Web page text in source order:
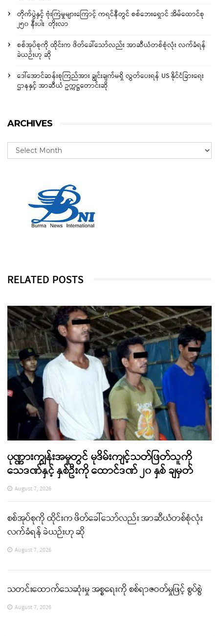
တိုက်ပွဲနှင့် ဗုံးကြဲမှုများကြောင့် ကရင်နီတွင် စစ်ဘေးရှောင် အိမ်ထောင်စု
၂၅၀ နီးပါး တိုးလာ
စစ်အုပ်စုကို ထိုင်းက ဖိတ်ခေါ်သော်လည်း အာဆီယံတစ်စုံလုံး လက်ခံရန်
ခဲယဉ်းဟု ဆို
ဒေါ်အောင်ဆန်းစုကြည်အား ချွင်းချက်မရှိ လွှတ်ပေးရန် US နိုင်ငံခြားရေး
ဌာနနှင့် အာဆီယံ ဥက္ကဋ္ဌတောင်းဆို
ARCHIVES
RELATED POSTS
ပုဏ္ဏားကျွန်းအမှုတွင် မုဒိမ်းကျင့်သတ်ဖြတ်သူကို
သေဒဏ်နှင့် နှစ်ဦးကို ထောင်ဒဏ် ၂၀ နှစ် ချမှတ်
August 7, 2026
စစ်အုပ်စုကို ထိုင်းက ဖိတ်ခေါ်သော်လည်း အာဆီယံတစ်စုံလုံး
လက်ခံရန် ခဲယဉ်းဟု ဆို
August 7, 2026
သတင်းထောက်သေဆုံးမှု အစ္စရေးကို စစ်ရာဇဝတ်မှုဖြင့် စွပ်စွဲ
August 7, 2026